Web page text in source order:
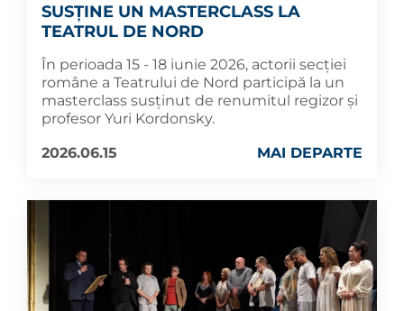
SUSȚINE UN MASTERCLASS LA
TEATRUL DE NORD
În perioada 15 - 18 iunie 2026, actorii secției
române a Teatrului de Nord participă la un
masterclass susținut de renumitul regizor și
profesor Yuri Kordonsky.
2026.06.15
MAI DEPARTE